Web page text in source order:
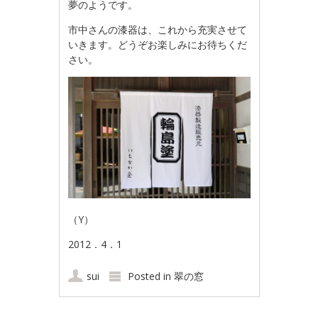
夢のようです。
市中さんの漆器は、これから充実させて
いきます。どうぞお楽しみにお待ちくだ
さい。
（Y）
2012．4．1
sui Posted in翠の窓